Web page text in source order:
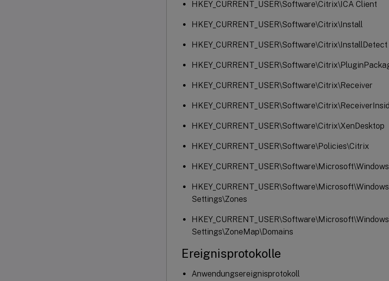
HKEY_CURRENT_USER\Software\Citrix\ICA Client
HKEY_CURRENT_USER\Software\Citrix\Install
HKEY_CURRENT_USER\Software\Citrix\InstallDetect
HKEY_CURRENT_USER\Software\Citrix\Receiver
HKEY_CURRENT_USER\Software\Citrix\XenDesktop
HKEY_CURRENT_USER\Software\Policies\Citrix
Settings\Zones
Settings\ZoneMap\Domains
Ereignisprotokolle
Anwendungsereignisprotokoll